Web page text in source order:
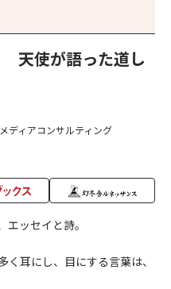
天使が語った道し
ディアコンサルティング
ッセイと詩。
耳にし、目にする言葉は、